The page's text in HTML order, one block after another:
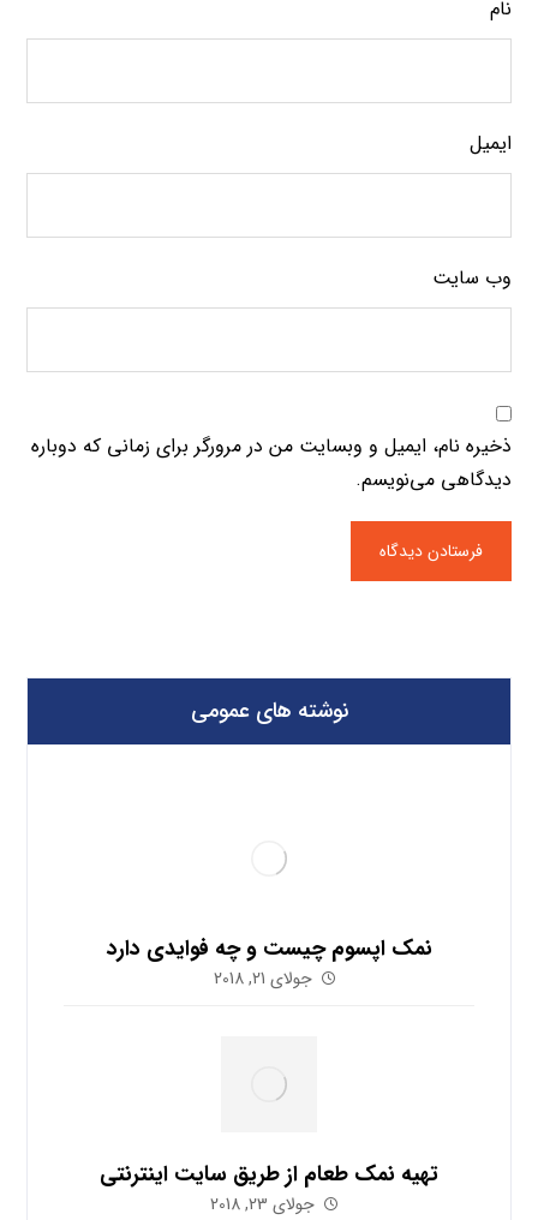
نام
ایمیل
وب‌ سایت
ذخیره نام، ایمیل و وبسایت من در مرورگر برای زمانی که دوباره
دیدگاهی می‌نویسم.
نوشته های عمومی
نمک اپسوم چیست و چه فوایدی دارد
جولای 21, 2018
تهیه نمک طعام از طریق سایت اینترنتی
جولای 23, 2018